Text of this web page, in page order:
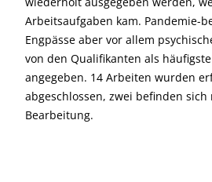
Arbeitsaufgaben kam. Pandemie-
Engpässe aber vor allem
von den Qualifikanten als
angegeben. 14 Arbeiten wurden
abgeschlossen, zwei befinden
Bearbeitung.